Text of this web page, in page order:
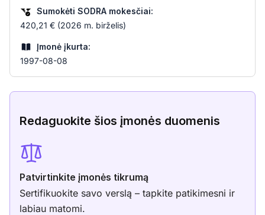
Sumokėti SODRA mokesčiai:
420,21 € (2026 m. birželis)
Įmonė įkurta:
1997-08-08
Redaguokite šios įmonės duomenis
Patvirtinkite įmonės tikrumą
Sertifikuokite savo verslą – tapkite patikimesni ir
labiau matomi.